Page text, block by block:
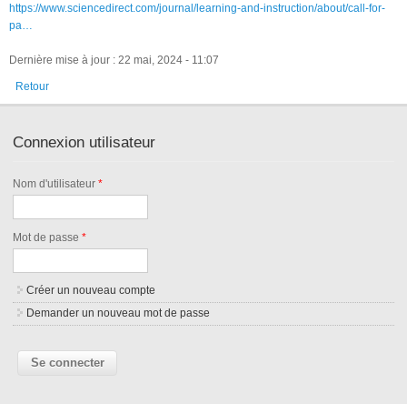
https://www.sciencedirect.com/journal/learning-and-instruction/about/call-for-
pa…
Dernière mise à jour : 22 mai, 2024 - 11:07
Retour
Connexion utilisateur
Nom d'utilisateur*
Mot de passe*
Créer un nouveau compte
Demander un nouveau mot de passe